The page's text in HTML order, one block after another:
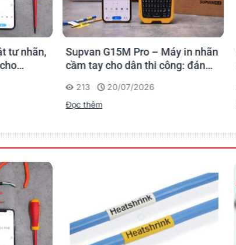
tư nhãn,
Supvan G15M Pro – Máy in nhãn
cầm tay cho dân thi công: đánh
công trình
213
20/07/2026
Đọc thêm